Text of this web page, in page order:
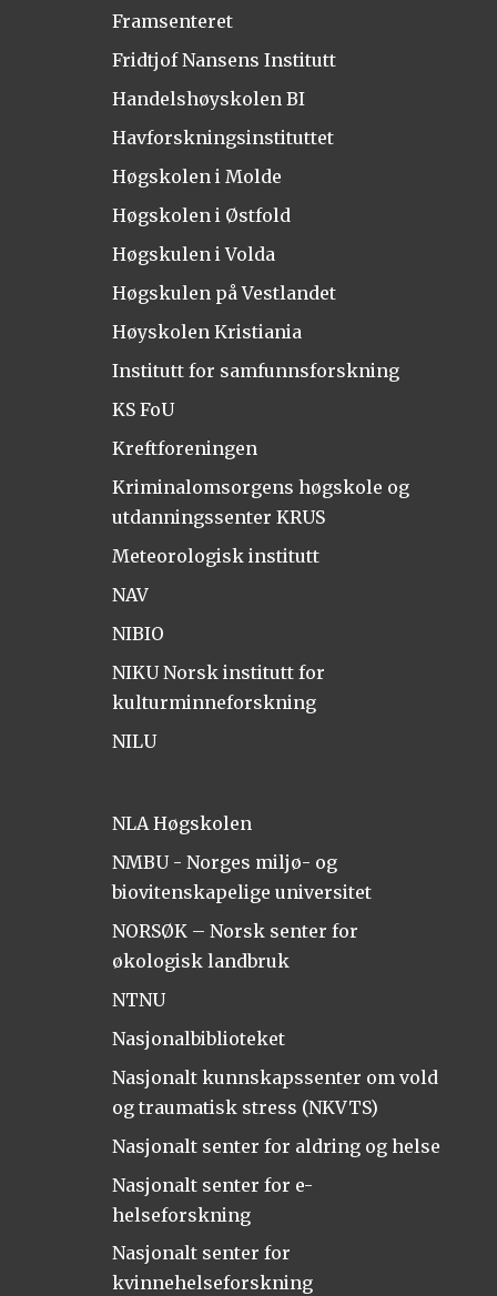
Framsenteret
Fridtjof Nansens Institutt
Handelshøyskolen BI
Havforskningsinstituttet
Høgskolen i Molde
Høgskolen i Østfold
Høgskulen i Volda
Høgskulen på Vestlandet
Høyskolen Kristiania
Institutt for samfunnsforskning
KS FoU
Kreftforeningen
Kriminalomsorgens høgskole og
utdanningssenter KRUS
Meteorologisk institutt
NAV
NIBIO
NIKU Norsk institutt for
kulturminneforskning
NILU
NLA Høgskolen
NMBU - Norges miljø- og
biovitenskapelige universitet
NORSØK – Norsk senter for
økologisk landbruk
NTNU
Nasjonalbiblioteket
Nasjonalt kunnskapssenter om vold
og traumatisk stress (NKVTS)
Nasjonalt senter for aldring og helse
Nasjonalt senter for e-
helseforskning
Nasjonalt senter for
kvinnehelseforskning